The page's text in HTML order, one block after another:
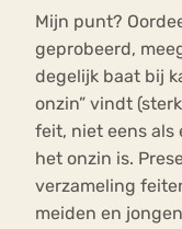
Mijn punt?
geprobeerd,
degelijk baat bij
onzin” vindt
feit, niet eens als
het onzin is.
verzameling
meiden en